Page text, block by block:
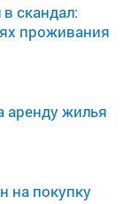
скандал:
проживания
аренду жилья
на покупку